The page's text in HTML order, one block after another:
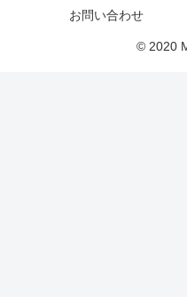
お問い合わせ
© 2020